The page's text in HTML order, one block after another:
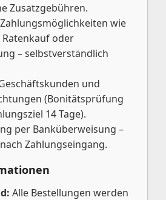
Zusatzgebühren.
wie
oder
– selbstverständlich
und
(Bonitätsprüfung
14 Tage).
per Banküberweisung –
Zahlungseingang.
Alle Bestellungen werden